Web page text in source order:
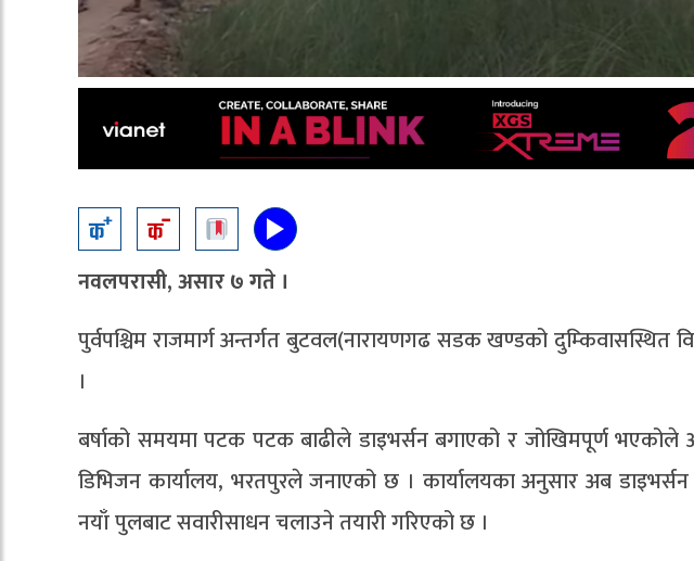
नवलपरासी, असार ७ गते ।
पुर्वपश्चिम राजमार्ग अन्तर्गत बुटवल(नारायणगढ सडक खण्डको दुम्किवासस्थित
।
बर्षाको समयमा पटक पटक बाढीले डाइभर्सन बगाएको र जोखिमपूर्ण भएकोले
डिभिजन कार्यालय, भरतपुरले जनाएको छ । कार्यालयका अनुसार अब डाइभर्सन
नयाँ पुलबाट सवारीसाधन चलाउने तयारी गरिएको छ ।